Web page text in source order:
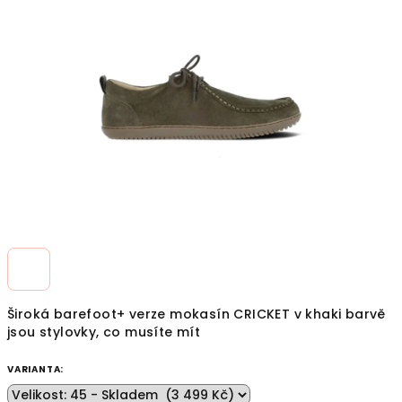
Široká barefoot+ verze mokasín CRICKET v khaki barvě
jsou stylovky, co musíte mít
VARIANTA: